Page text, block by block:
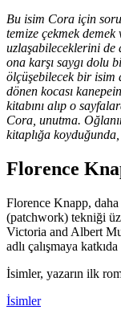
Bu isim Cora için
temize çekmek
uzlaşabileceklerini de
ona karşı saygı dolu
ölçüşebilecek bir isim
dönen kocası
kitabını alıp o
Cora, unutma.
kitaplığa
Florence
Florence Knapp,
(patchwork) tekniği
Victoria and Albert
adlı çalışmaya
İsimler, yazarın ilk
İsimler